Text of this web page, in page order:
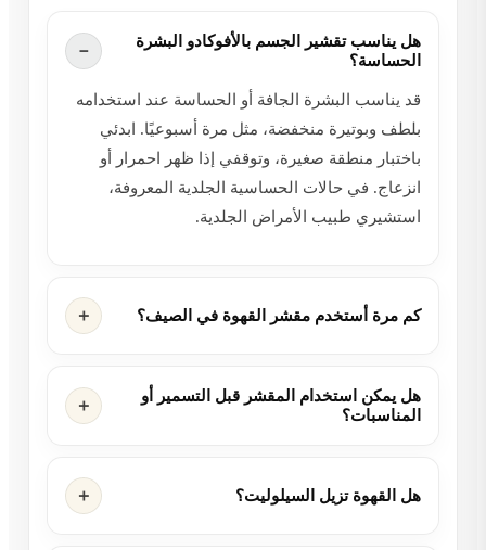
هل يناسب تقشير الجسم بالأفوكادو البشرة
الحساسة؟
قد يناسب البشرة الجافة أو الحساسة عند استخدامه
بلطف وبوتيرة منخفضة، مثل مرة أسبوعيًا. ابدئي
باختبار منطقة صغيرة، وتوقفي إذا ظهر احمرار أو
انزعاج. في حالات الحساسية الجلدية المعروفة،
استشيري طبيب الأمراض الجلدية.
كم مرة أستخدم مقشر القهوة في الصيف؟
هل يمكن استخدام المقشر قبل التسمير أو
المناسبات؟
هل القهوة تزيل السيلوليت؟